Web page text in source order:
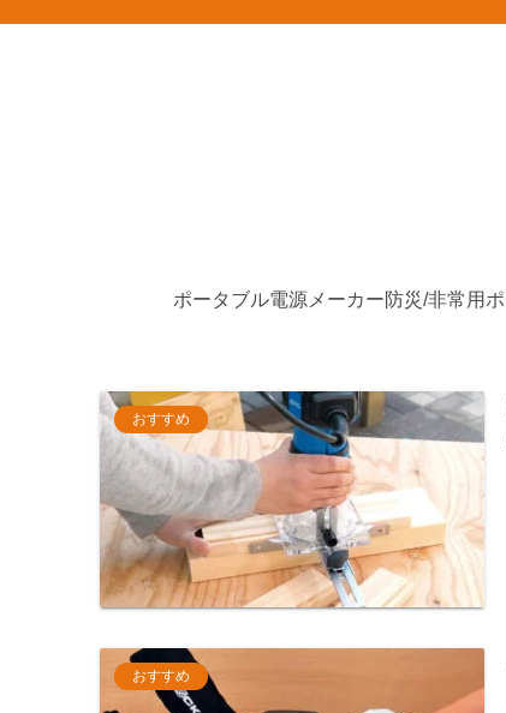
ポータブル電源メーカー
おすすめ
おすすめ